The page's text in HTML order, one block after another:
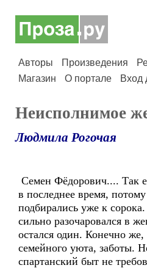
Авторы Произведения
Магазин
О портале Вход
Неисполнимое
Людмила Рогочая
Семен Фёдорович.... Так
в последнее время,
подбирались уже к
сильно разочаровался в
остался один. Конечно же,
семейного уюта, заботы.
спартанский быт не